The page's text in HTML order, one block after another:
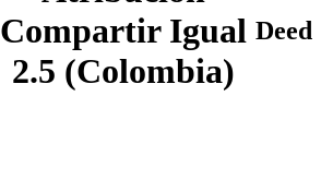
Compartir Igual
2.5 (Colombia)
Deed